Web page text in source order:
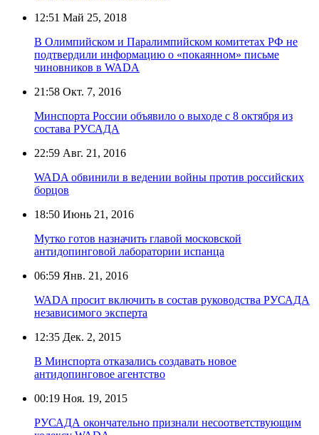
12:51 Май 25, 2018
В Олимпийском и Паралимпийском комитетах РФ не
подтвердили информацию о «покаянном» письме
чиновников в WADA
21:58 Окт. 7, 2016
Минспорта России объявило о выходе с 8 октября из
состава РУСАДА
22:59 Авг. 21, 2016
WADA обвинили в ведении войны против российских
борцов
18:50 Июнь 21, 2016
Мутко готов назначить главой московской
антидопинговой лаборатории испанца
06:59 Янв. 21, 2016
WADA просит включить в состав руководства РУСАДА
независимого эксперта
12:35 Дек. 2, 2015
В Минспорта отказались создавать новое
антидопинговое агентство
00:19 Ноя. 19, 2015
РУСАДА окончательно признали несоответствующим